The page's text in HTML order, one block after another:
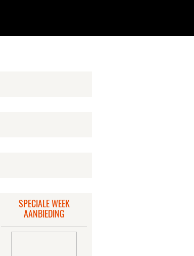
SPECIALE WEEK
AANBIEDING